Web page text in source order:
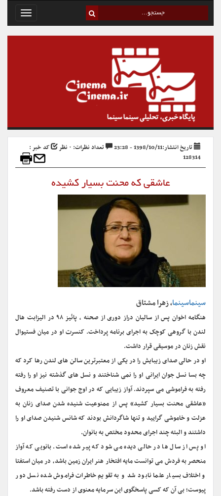
Toggle
تاریخ انتشار:1398/10/11 - 23:28 تعداد نظرات: ۰ نظر
کد خبر :
128314
عاشقی که محنت بسیار کشیده
سینماسینما، زهرا مشتاق
هنگامه اخوان پس از سالیان دراز دوری از صحنه ، پائیز ۹۸ در الیزابت هال
لندن با گروهی کوچک به اجرای برنامه پرداخت. کنسرت او در میان فستیوال
نقش زنان در موسیقی قرار داشت.
او در حالی صدای زیبایش را در یکی از معتبرترین سالن های لندن رها کرد که
چه بسا نسل جوان ایرانی او را نمی شناختند و نسل های گذشته نیز او را رفته
رفته به فراموشی می سپردند. آواز زیبایی که در اوج جوانی با تصنیف معروف
«عاشقی محنت بسیار کشید» پس از ممنوعیت شنیده شدن صدای زنان به
عزلت و خاموشی گرایید و تنها شاگردانش بودند که شانس شنیدن صدای او را
داشتند و البته چند اجرای محدود مختص به بانوان.
او پس از سال ها در حالی دیده می شود که پیر شده است. بانویی که آواز
منحصر به فردش می توانست مایه افتخار هنر ایران زمین باشد، در میان استفتا
و اختلاف بسیار علما نابود شد و به تقویم خاطرات فراموش شده نسل دور
پیوست؛ بی آن که کسی پاسخگوی این سرمایه معنوی از دست رفته باشد.